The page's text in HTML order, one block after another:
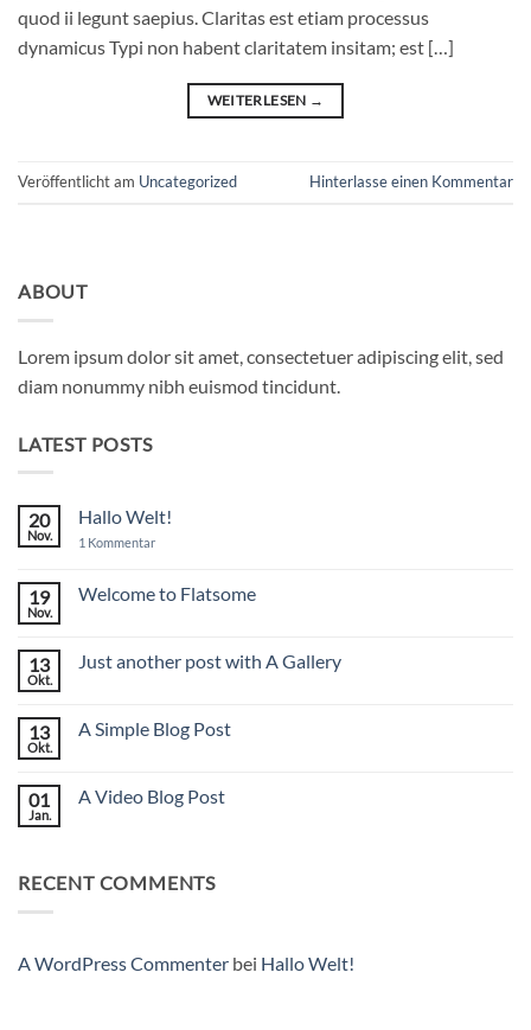
quod ii legunt saepius. Claritas est etiam processus
dynamicus Typi non habent claritatem insitam; est […]
WEITERLESEN →
Veröffentlicht am Uncategorized Hinterlasse einen Kommentar
ABOUT
Lorem ipsum dolor sit amet, consectetuer adipiscing elit, sed
diam nonummy nibh euismod tincidunt.
LATEST POSTS
20
Nov.
Hallo Welt!
1 Kommentarzu
19
Nov.
Welcome to Flatsome
Welcome
13
Okt.
Just another post with A Gallery
Just
A
Gallery
13
Okt.
A Simple Blog Post
A
01
Jan.
A Video Blog Post
Video
RECENT COMMENTS
A WordPress Commenter bei Hallo Welt!